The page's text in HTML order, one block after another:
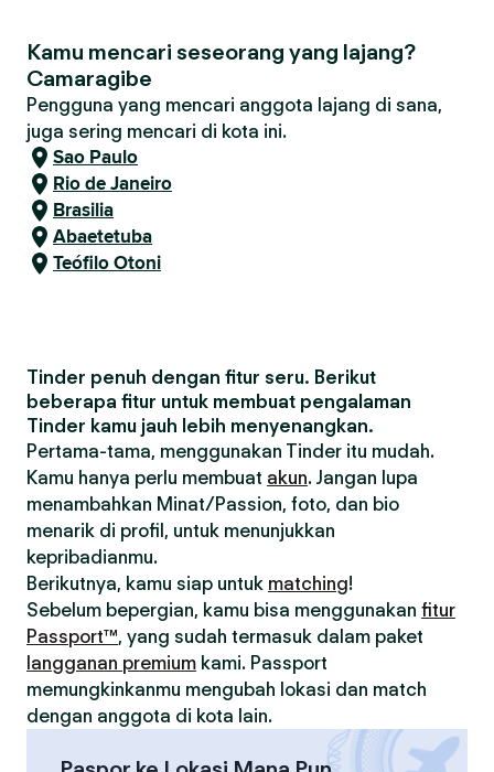
Kamu mencari seseorang yang lajang?
Camaragibe
Pengguna yang mencari anggota lajang di sana,
juga sering mencari di kota ini.
Sao Paulo
Rio de Janeiro
Brasilia
Abaetetuba
Teófilo Otoni
Tinder penuh dengan fitur seru. Berikut
beberapa fitur untuk membuat pengalaman
Tinder kamu jauh lebih menyenangkan.
Pertama-tama, menggunakan Tinder itu mudah.
Kamu hanya perlu membuat akun. Jangan lupa
menambahkan Minat/Passion, foto, dan bio
menarik di profil, untuk menunjukkan
kepribadianmu.
Berikutnya, kamu siap untuk matching!
Sebelum bepergian, kamu bisa menggunakan fitur
Passport™, yang sudah termasuk dalam paket
langganan premium kami. Passport
memungkinkanmu mengubah lokasi dan match
dengan anggota di kota lain.